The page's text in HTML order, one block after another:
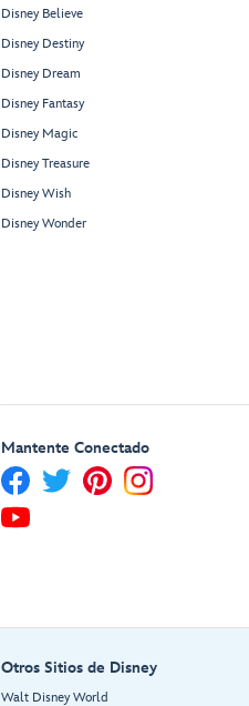
Disney Believe
Disney Destiny
Disney Dream
Disney Fantasy
Disney Magic
Disney Treasure
Disney Wish
Disney Wonder
Mantente Conectado
Otros Sitios de Disney
Walt Disney World